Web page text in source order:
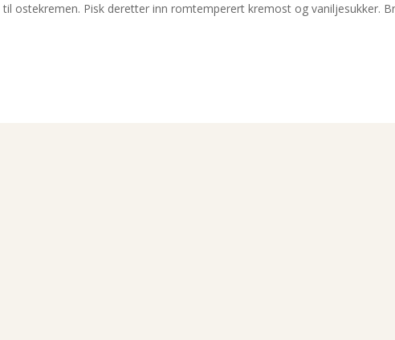
ostekremen. Pisk deretter inn romtemperert kremost og vaniljesukker.